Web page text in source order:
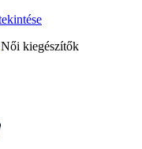
Női kiegészítők